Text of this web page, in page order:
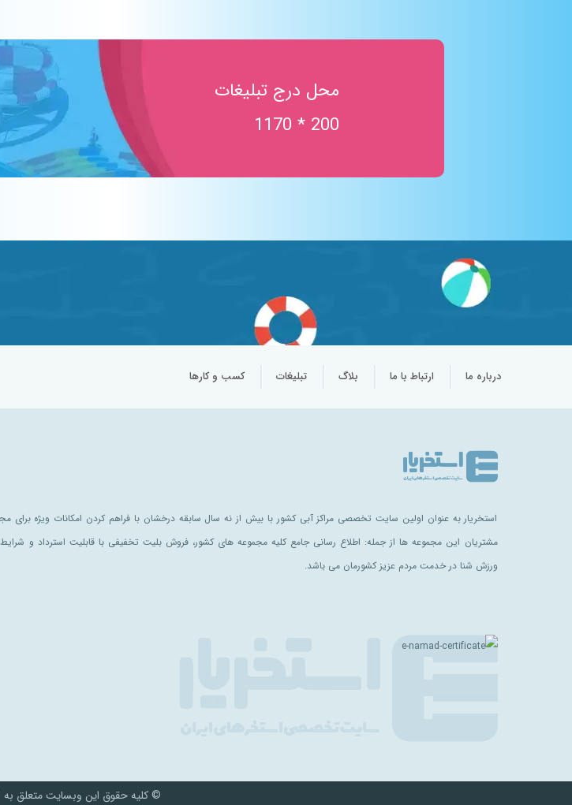
محل درج تبلیغات
200 * 1170
درباره ما ارتباط با ما بلاگ تبلیغات کسب و کارها
استخریار به عنوان اولین سایت تخصصی مراکز آبی کشور با بیش از نه سال سابقه درخشان با فراهم کردن امکانات ویژه برای
مشتریان این مجموعه ها از جمله: اطلاع رسانی جامع کلیه مجموعه های کشور، فروش بلیت تخفیفی با قابلیت استرداد و
ورزش شنا در خدمت مردم عزیز کشورمان می باشد.
© کلیه حقوق این وبسایت متعلق به